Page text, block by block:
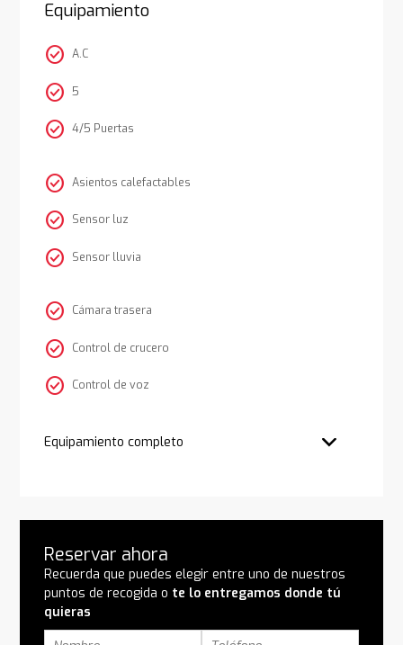
Equipamiento
check_circle A.C
check_circle 5
check_circle 4/5 Puertas
check_circle Asientos calefactables
check_circle Sensor luz
check_circle Sensor lluvia
check_circle Cámara trasera
check_circle Control de crucero
check_circle Control de voz
Equipamiento completo
Reservar ahora
Recuerda que puedes elegir entre uno de nuestros
puntos de recogida o te lo entregamos donde tú
quieras